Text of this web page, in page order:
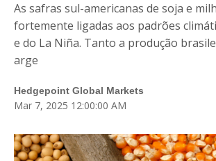
HUB
Blog
Login
Cadastre-se
As safras sul-americanas de soja e
fortemente ligadas aos padrões
e do La Niña. Tanto a produção
arge
Hedgepoint Global Markets
Mar 7, 2025 12:00:00 AM